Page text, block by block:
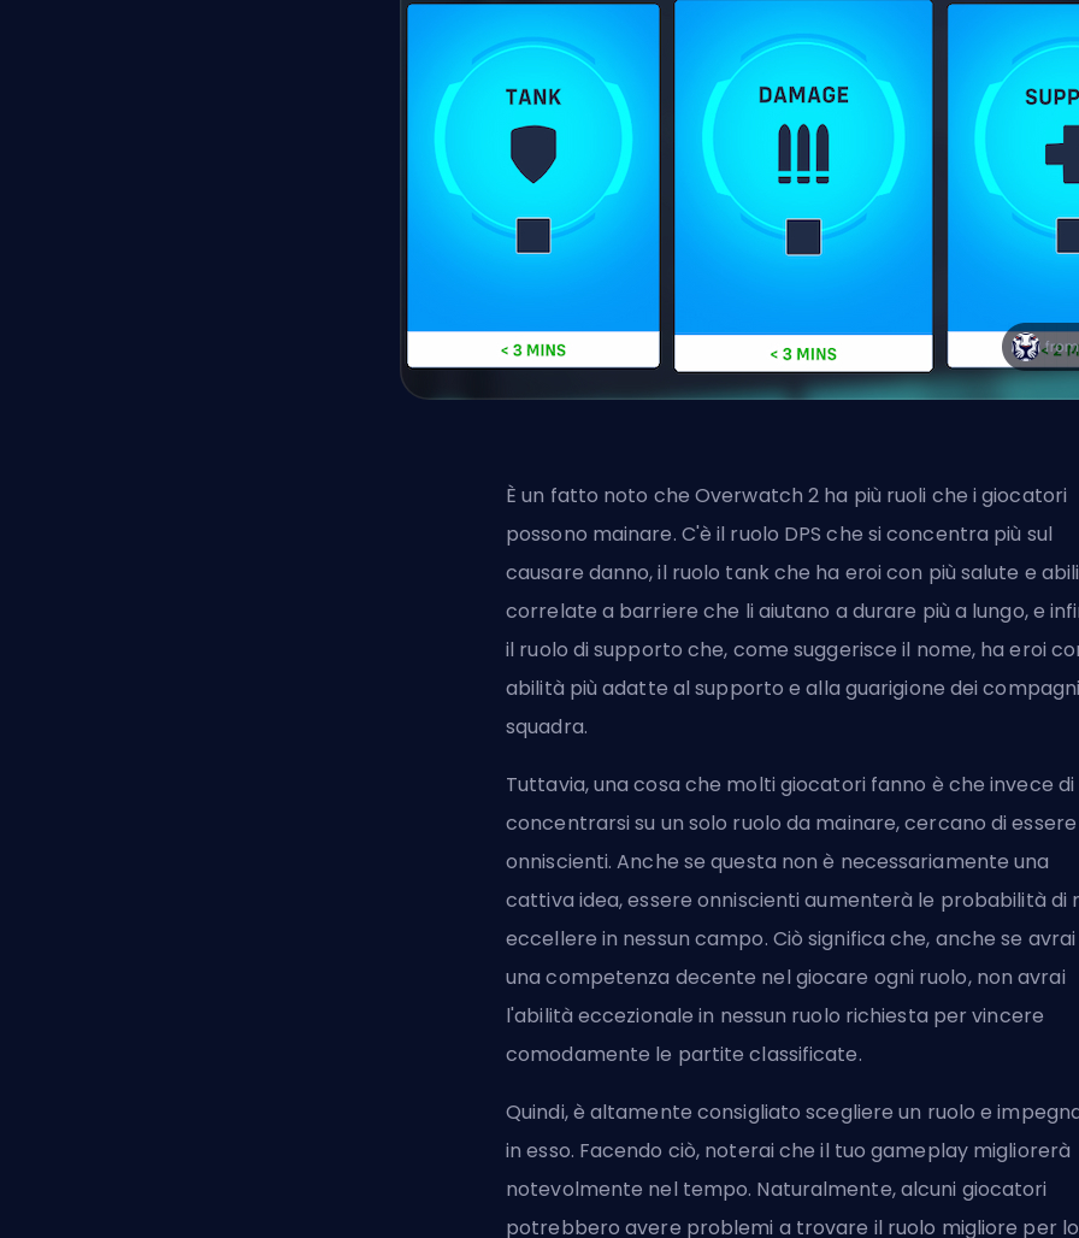
È un fatto noto che Overwatch 2 ha più ruoli che i giocatori
possono mainare. C'è il ruolo DPS che si concentra più sul
causare danno, il ruolo tank che ha eroi con più salute e
correlate a barriere che li aiutano a durare più a lungo, e
il ruolo di supporto che, come suggerisce il nome, ha eroi
abilità più adatte al supporto e alla guarigione dei
squadra.
Tuttavia, una cosa che molti giocatori fanno è che invece di
concentrarsi su un solo ruolo da mainare, cercano di essere
onniscienti. Anche se questa non è necessariamente una
cattiva idea, essere onniscienti aumenterà le probabilità di
eccellere in nessun campo. Ciò significa che, anche se avrai
una competenza decente nel giocare ogni ruolo, non avrai
l'abilità eccezionale in nessun ruolo richiesta per vincere
comodamente le partite classificate.
Quindi, è altamente consigliato scegliere un ruolo e
in esso. Facendo ciò, noterai che il tuo gameplay migliorerà
notevolmente nel tempo. Naturalmente, alcuni giocatori
potrebbero avere problemi a trovare il ruolo migliore per